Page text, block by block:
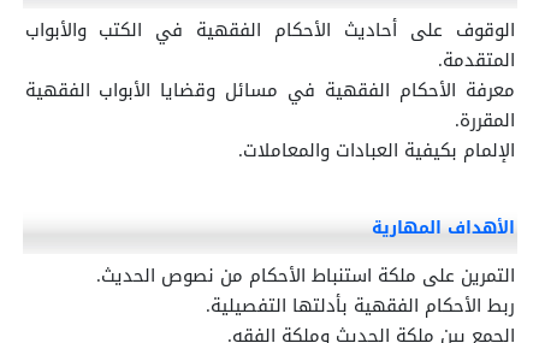
الوقوف على أحاديث الأحكام الفقهية في الكتب والأبواب
المتقدمة.
معرفة الأحكام الفقهية في مسائل وقضايا الأبواب الفقهية
المقررة.
الإلمام بكيفية العبادات والمعاملات.
الأهداف المهارية
التمرين على ملكة استنباط الأحكام من نصوص الحديث.
ربط الأحكام الفقهية بأدلتها التفصيلية.
الجمع بين ملكة الحديث وملكة الفقه.